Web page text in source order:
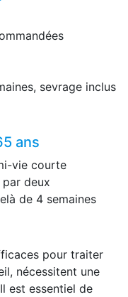
sevrage inclus
ans
vie courte
deux
de 4 semaines
pour traiter
nécessitent une
est essentiel de